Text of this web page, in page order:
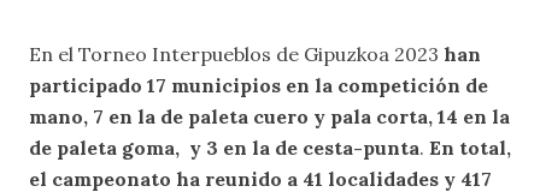
En el Torneo Interpueblos de Gipuzkoa 2023 han
participado 17 municipios en la competición de
mano, 7 en la de paleta cuero y pala corta, 14 en la
de paleta goma, y 3 en la de cesta-punta. En total,
el campeonato ha reunido a 41 localidades y 417